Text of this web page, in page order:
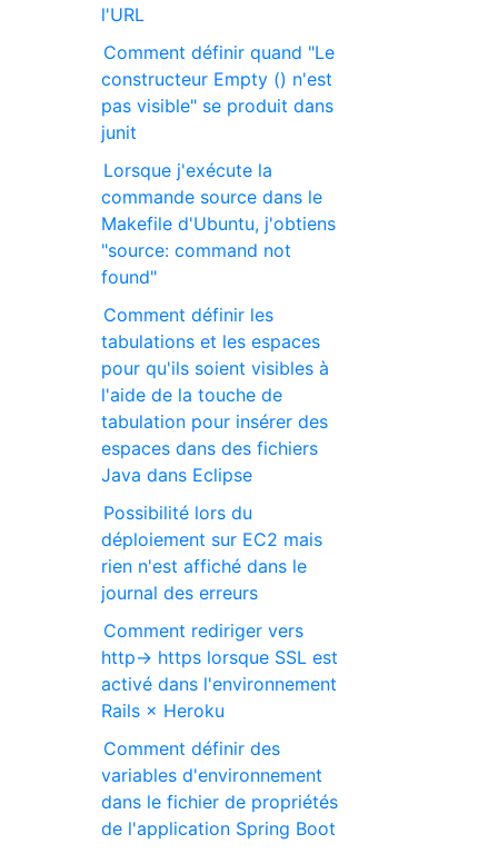
l'URL
Comment définir quand "Le
constructeur Empty () n'est
pas visible" se produit dans
junit
Lorsque j'exécute la
commande source dans le
Makefile d'Ubuntu, j'obtiens
"source: command not
found"
Comment définir les
tabulations et les espaces
pour qu'ils soient visibles à
l'aide de la touche de
tabulation pour insérer des
espaces dans des fichiers
Java dans Eclipse
Possibilité lors du
déploiement sur EC2 mais
rien n'est affiché dans le
journal des erreurs
Comment rediriger vers
http-> https lorsque SSL est
activé dans l'environnement
Rails × Heroku
Comment définir des
variables d'environnement
dans le fichier de propriétés
de l'application Spring Boot